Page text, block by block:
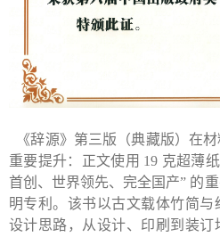
《辞源》第三版（典藏版）在
重要提升：正文使用 19 克超薄
首创、世界领先、完全国产” 的
明专利。该书以古文载体竹简
设计思路，从设计、印刷到装